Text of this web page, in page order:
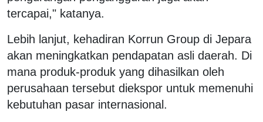
tercapai," katanya.
Lebih lanjut, kehadiran Korrun Group di Jepara
akan meningkatkan pendapatan asli daerah. Di
mana produk-produk yang dihasilkan oleh
perusahaan tersebut diekspor untuk memenuhi
kebutuhan pasar internasional.